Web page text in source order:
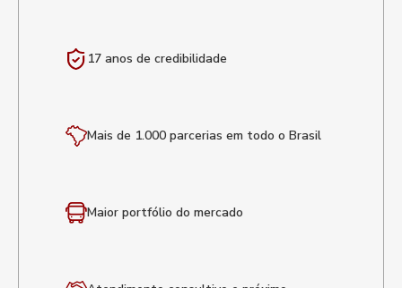
17 anos de credibilidade
Mais de 1.000 parcerias em todo o Brasil
Maior portfólio do mercado